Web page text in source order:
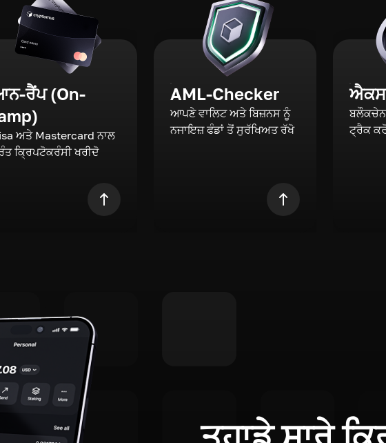
ਰੈਂਪ (On-
ਅਤੇ Mastercard ਨਾਲ
ਕ੍ਰਿਪਟੋਕਰੰਸੀ ਖਰੀਦੋ
AML-Checker
ਆਪਣੇ ਵਾਲਿਟ ਅਤੇ ਬਿਜ਼ਨਸ ਨੂੰ
ਨਜਾਇਜ਼ ਫੰਡਾਂ ਤੋਂ ਸੁਰੱਖਿਅਤ ਰੱਖੋ
ਟ੍ਰੈਕ